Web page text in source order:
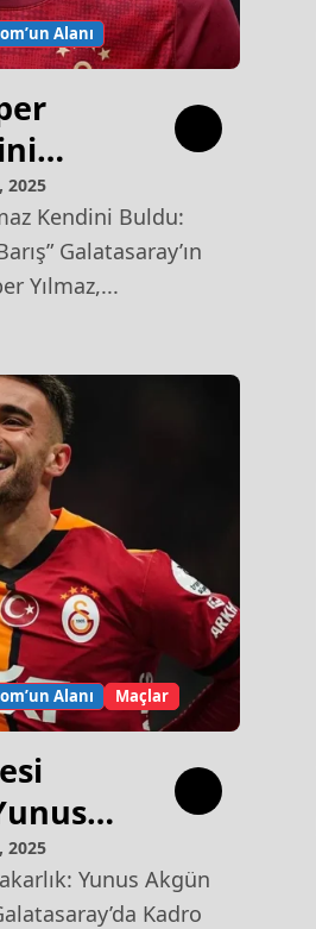
Alanı
2025
Galatasaray’ın
Yılmaz,...
Alanı Maçlar
2025
Kadro